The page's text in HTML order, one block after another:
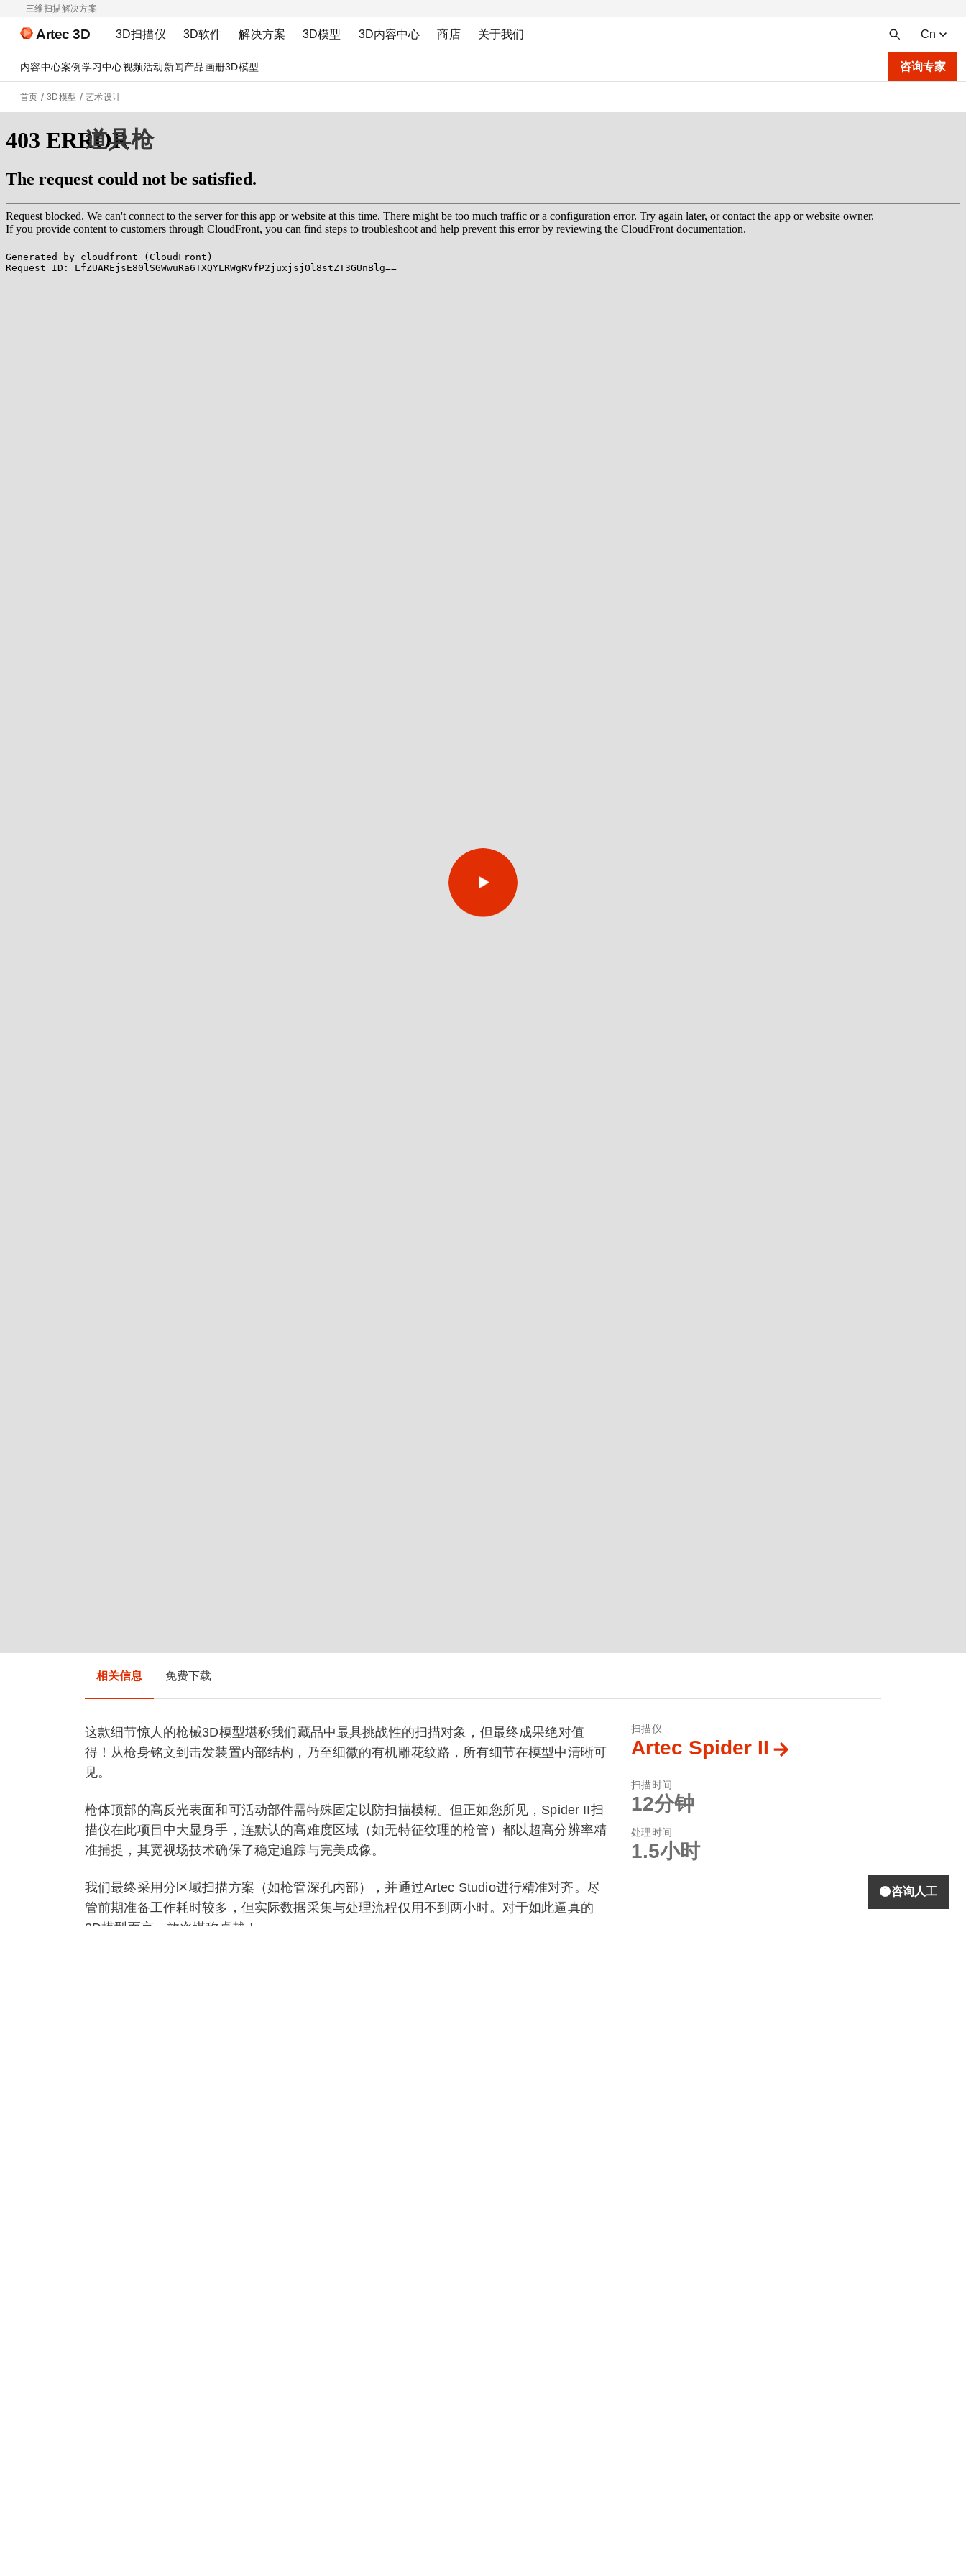
三维扫描解决方案
Artec 3D 3D扫描仪 3D软件 解决方案 3D模型 3D内容中心 商店 关于我们 Cn
内容中心案例 学习中心视频活动新闻产品画册3D模型 咨询专家
首页 3D模型 艺术设计
道具枪
相关信息 免费下载
扫描仪
Artec Spider II
扫描时间
12分钟
处理时间
1.5小时
这款细节惊人的枪械3D模型堪称我们藏品中最具挑战性的扫描对象，但最终成果绝对值
得！从枪身铭文到击发装置内部结构，乃至细微的有机雕花纹路，所有细节在模型中清晰可
见。
枪体顶部的高反光表面和可活动部件需特殊固定以防扫描模糊。但正如您所见，Spider II扫
描仪在此项目中大显身手，连默认的高难度区域（如无特征纹理的枪管）都以超高分辨率精
准捕捉，其宽视场技术确保了稳定追踪与完美成像。
我们最终采用分区域扫描方案（如枪管深孔内部），并通过Artec Studio进行精准对齐。尽
管前期准备工作耗时较多，但实际数据采集与处理流程仅用不到两小时。对于如此逼真的
3D模型而言，效率堪称卓越！
咨询人工